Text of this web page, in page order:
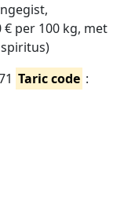
€ per 100 kg, met
Taric code :